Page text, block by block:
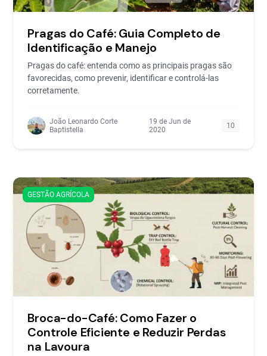
Pragas do Café: Guia Completo de
Identificação e Manejo
Pragas do café: entenda como as principais pragas são
favorecidas, como prevenir, identificar e controlá-las
corretamente.
João Leonardo Corte
Baptistella
19 de Jun de
2020
10
GESTÃO AGRÍCOLA
Broca-do-Café: Como Fazer o
Controle Eficiente e Reduzir Perdas
na Lavoura